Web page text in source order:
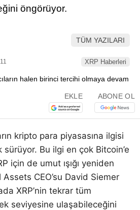
Telegram
öngörüyor.
TÜM YAZILARI
XRP Haberleri
EKLE ABONE OL
kripto para piyasasına ilgisi
sürüyor. Bu ilgi en çok Bitcoin’e
için de umut ışığı yeniden
CEO’su David Siemer
XRP’nin tekrar tüm
seviyesine ulaşabileceğini